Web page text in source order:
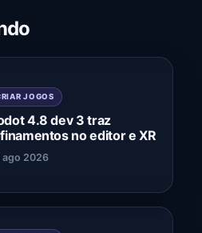
JOGOS
4.8 dev 3 traz
no editor e XR
ago 2026